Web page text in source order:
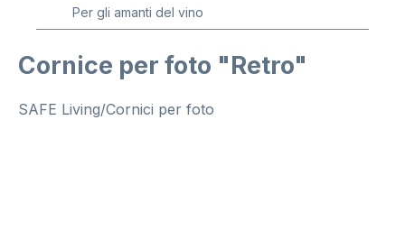
Per gli amanti del vino
Cornice per foto "Retro"
SAFE Living/Cornici per foto